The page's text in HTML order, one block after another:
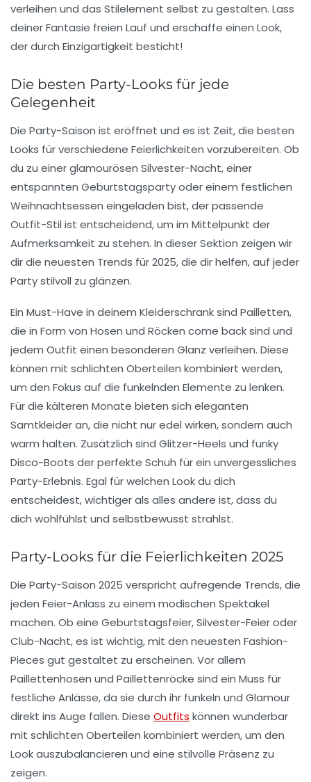
verleihen und das Stilelement selbst zu gestalten. Lass
deiner Fantasie freien Lauf und erschaffe einen Look,
der durch Einzigartigkeit besticht!
Die besten Party-Looks für jede
Gelegenheit
Die Party-Saison ist eröffnet und es ist Zeit, die besten
Looks für verschiedene Feierlichkeiten vorzubereiten. Ob
du zu einer glamourösen Silvester-Nacht, einer
entspannten Geburtstagsparty oder einem festlichen
Weihnachtsessen eingeladen bist, der passende
Outfit-Stil ist entscheidend, um im Mittelpunkt der
Aufmerksamkeit zu stehen. In dieser Sektion zeigen wir
dir die neuesten Trends für 2025, die dir helfen, auf jeder
Party stilvoll zu glänzen.
Ein Must-Have in deinem Kleiderschrank sind Pailletten,
die in Form von Hosen und Röcken come back sind und
jedem Outfit einen besonderen Glanz verleihen. Diese
können mit schlichten Oberteilen kombiniert werden,
um den Fokus auf die funkelnden Elemente zu lenken.
Für die kälteren Monate bieten sich eleganten
Samtkleideran, die nicht nur edel wirken, sondern auch
warm halten. Zusätzlich sind Glitzer-Heels und funky
Disco-Boots der perfekte Schuh für ein unvergessliches
Party-Erlebnis. Egal für welchen Look du dich
entscheidest, wichtiger als alles andere ist, dass du
dich wohlfühlst und selbstbewusst strahlst.
Party-Looks für die Feierlichkeiten 2025
Die Party-Saison 2025 verspricht aufregende Trends, die
jeden Feier-Anlass zu einem modischen Spektakel
machen. Ob eine Geburtstagsfeier, Silvester-Feier oder
Club-Nacht, es ist wichtig, mit den neuesten Fashion-
Pieces gut gestaltet zu erscheinen. Vor allem
Paillettenhosen und Paillettenröcke sind ein Muss für
festliche Anlässe, da sie durch ihr funkeln und Glamour
direkt ins Auge fallen. Diese Outfits können wunderbar
mit schlichten Oberteilen kombiniert werden, um den
Look auszubalancieren und eine stilvolle Präsenz zu
zeigen.